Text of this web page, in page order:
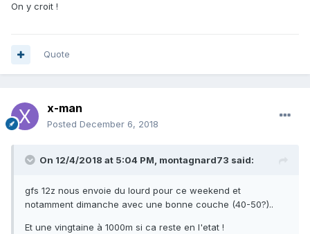
On y croit !
Quote
x-man
Posted December 6, 2018
On 12/4/2018 at 5:04 PM, montagnard73 said:
gfs 12z nous envoie du lourd pour ce weekend et
notamment dimanche avec une bonne couche (40-50?)..
Et une vingtaine à 1000m si ca reste en l'etat !